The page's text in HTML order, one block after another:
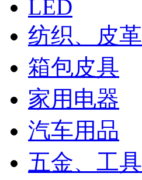
LED
纺织、皮革
箱包皮具
家用电器
汽车用品
五金、工具